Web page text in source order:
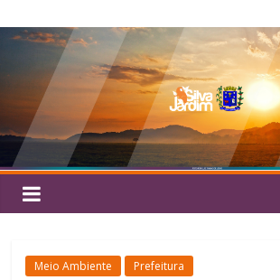
para
conteúdo
Silva
Jardim
Meio Ambiente Prefeitura